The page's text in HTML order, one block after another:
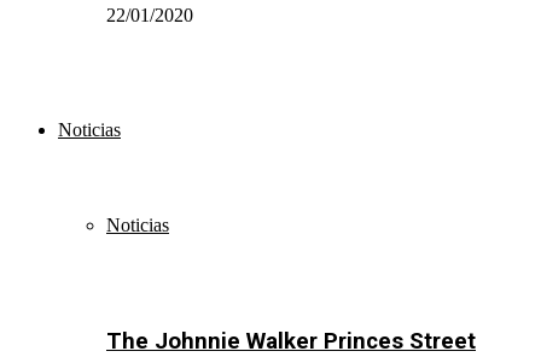
22/01/2020
Noticias
Noticias
The Johnnie Walker Princes Street